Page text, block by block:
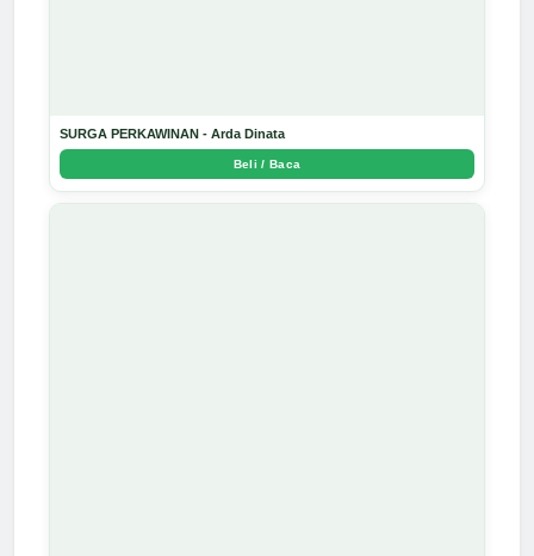
SURGA PERKAWINAN - Arda Dinata
Beli / Baca